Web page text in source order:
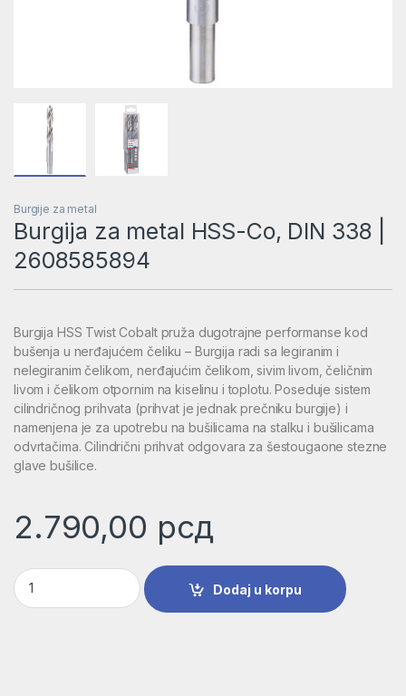
Burgije za metal
Burgija za metal HSS-Co, DIN 338 |
2608585894
Burgija HSS Twist Cobalt pruža dugotrajne performanse kod
bušenja u nerđajućem čeliku – Burgija radi sa legiranim i
nelegiranim čelikom, nerđajućim čelikom, sivim livom, čeličnim
livom i čelikom otpornim na kiselinu i toplotu. Poseduje sistem
cilindričnog prihvata (prihvat je jednak prečniku burgije) i
namenjena je za upotrebu na bušilicama na stalku i bušilicama
odvrtačima. Cilindrični prihvat odgovara za šestougaone stezne
glave bušilice.
2.790,00 рсд
Burgija za metal HSS-Co, DIN 338 | 2608585894 količina
Dodaj u korpu